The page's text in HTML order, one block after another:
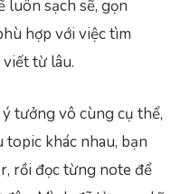
luôn sạch sẽ, gọn
hợp với việc tìm
từ lâu.
tưởng vô cùng cụ thể,
khác nhau, bạn
rồi đọc từng note để